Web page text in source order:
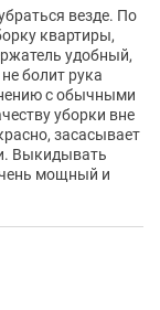
до
бездоганну
везде. По
квартиры,
удобный,
болит рука
с обычными
уборки вне
засасывает
Выкидывать
мощный и